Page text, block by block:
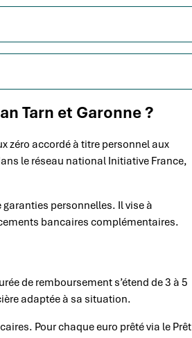
Tarn et Garonne ?
zéro accordé à titre personnel aux
le réseau national Initiative France,
personnelles. Il vise à
bancaires complémentaires.
de remboursement s’étend de 3 à 5
adaptée à sa situation.
Pour chaque euro prêté via le Prêt